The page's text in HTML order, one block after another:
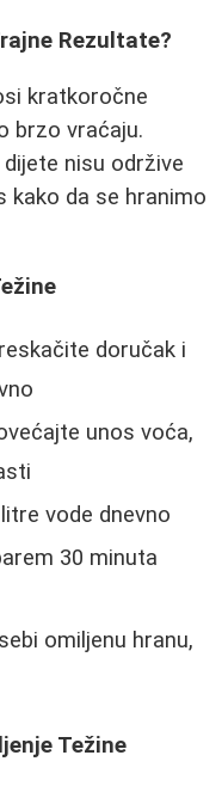
Rezultate?
kratkoročne
brzo vraćaju.
nisu održive
kako da se hranimo
doručak i
unos voća,
vode dnevno
30 minuta
omiljenu hranu,
Težine